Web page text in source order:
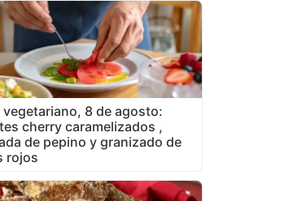
vegetariano, 8 de agosto:
cherry caramelizados ,
de pepino y granizado de
rojos